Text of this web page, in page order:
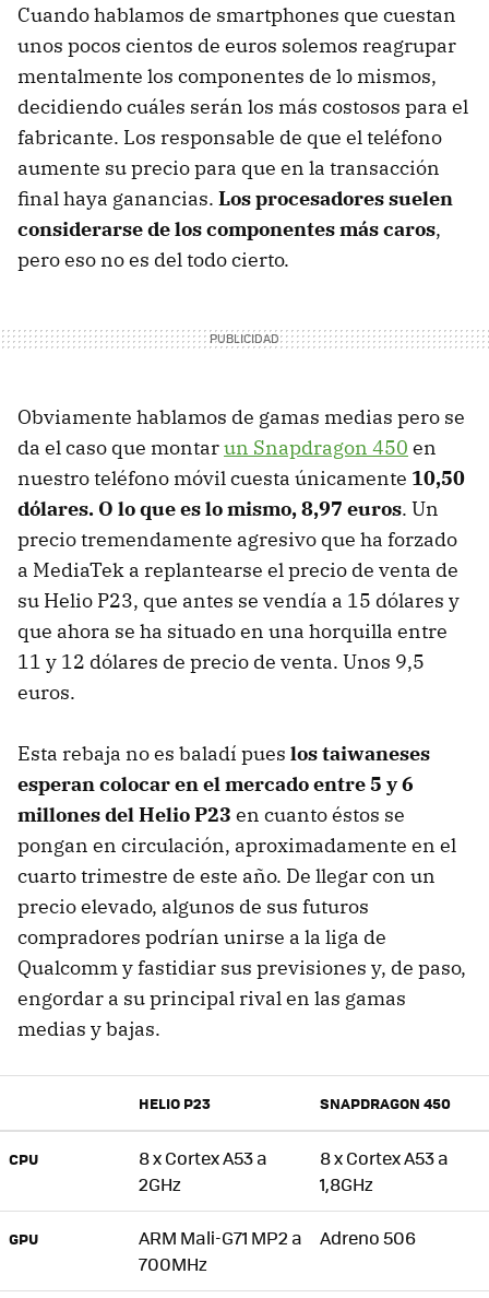
Cuando hablamos de smartphones que cuestan
unos pocos cientos de euros solemos reagrupar
mentalmente los componentes de lo mismos,
decidiendo cuáles serán los más costosos para el
fabricante. Los responsable de que el teléfono
aumente su precio para que en la transacción
final haya ganancias. Los procesadores suelen
considerarse de los componentes más caros,
pero eso no es del todo cierto.
Obviamente hablamos de gamas medias pero se
da el caso que montarun Snapdragon 450 en
nuestro teléfono móvil cuesta únicamente 10,50
dólares. O lo que es lo mismo, 8,97 euros. Un
precio tremendamente agresivo que ha forzado
a MediaTek a replantearse el precio de venta de
su Helio P23, que antes se vendía a 15 dólares y
que ahora se ha situado en una horquilla entre
11 y 12 dólares de precio de venta. Unos 9,5
euros.
Esta rebaja no es baladí pues los taiwaneses
esperan colocar en el mercado entre 5 y 6
millones del Helio P23 en cuanto éstos se
pongan en circulación, aproximadamente en el
cuarto trimestre de este año. De llegar con un
precio elevado, algunos de sus futuros
compradores podrían unirse a la liga de
Qualcomm y fastidiar sus previsiones y, de paso,
engordar a su principal rival en las gamas
medias y bajas.
HELIO P23 SNAPDRAGON 450
CPU
8 x Cortex A53 a
2GHz
8 x Cortex A53 a
1,8GHz
GPU
ARM Mali-G71 MP2 a
700MHz
Adreno 506